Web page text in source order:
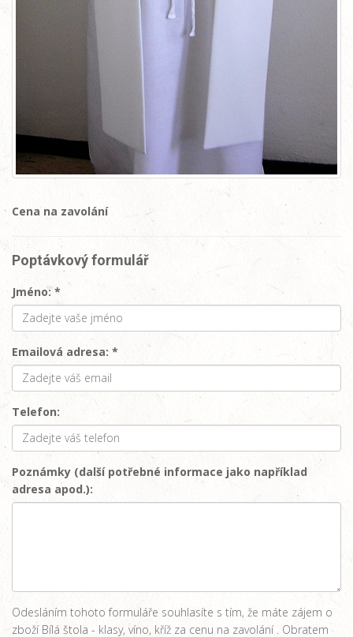
Cena na zavolání
Poptávkový formulář
Jméno: *
Emailová adresa: *
Telefon:
Poznámky (další potřebné informace jako například
adresa apod.):
Odesláním tohoto formuláře souhlasíte s tím, že máte zájem o
zboží Bílá štola - klasy, víno, kříž za cenu na zavolání . Obratem